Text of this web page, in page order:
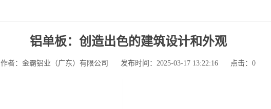
铝单板：创造出色的建筑设计和外观
作者：金霸铝业（广东）有限公司 发布时间：2025-03-17 13:22:16 点击： 0